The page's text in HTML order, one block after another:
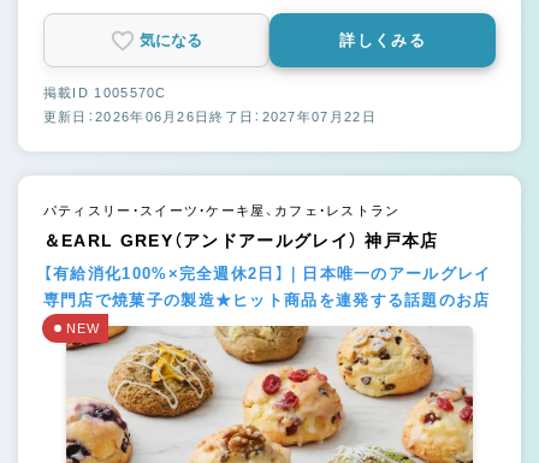
気になる 詳しくみる
掲載ID 1005570C
更新日：2026年06月26日終了日：2027年07月22日
パティスリー・スイーツ・ケーキ屋、カフェ・レストラン
＆EARL GREY（アンドアールグレイ） 神戸本店
【有給消化100%×完全週休2日】｜日本唯一のアールグレイ
専門店で焼菓子の製造★ヒット商品を連発する話題のお店
NEW